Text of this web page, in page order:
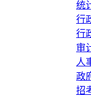
统
行
行
审
人
政
招